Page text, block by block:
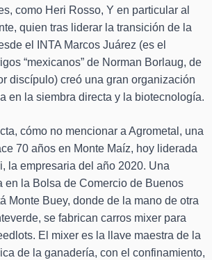
como Heri Rosso, Y en particular al
quien tras liderar la transición de la
el INTA Marcos Juárez (es el
“mexicanos” de Norman Borlaug, de
discípulo) creó una gran organización
en la siembra directa y la biotecnología.
cómo no mencionar a Agrometal, una
70 años en Monte Maíz, hoy liderada
la empresaria del año 2020. Una
en la Bolsa de Comercio de Buenos
Monte Buey, donde de la mano de otra
se fabrican carros mixer para
El mixer es la llave maestra de la
de la ganadería, con el confinamiento,